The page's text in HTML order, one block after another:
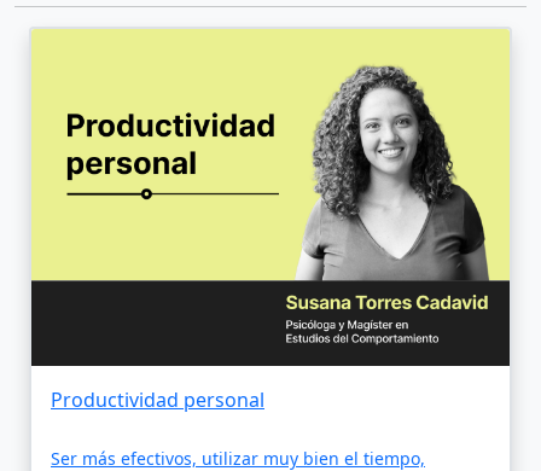
Productividad personal
Ser más efectivos, utilizar muy bien el tiempo,